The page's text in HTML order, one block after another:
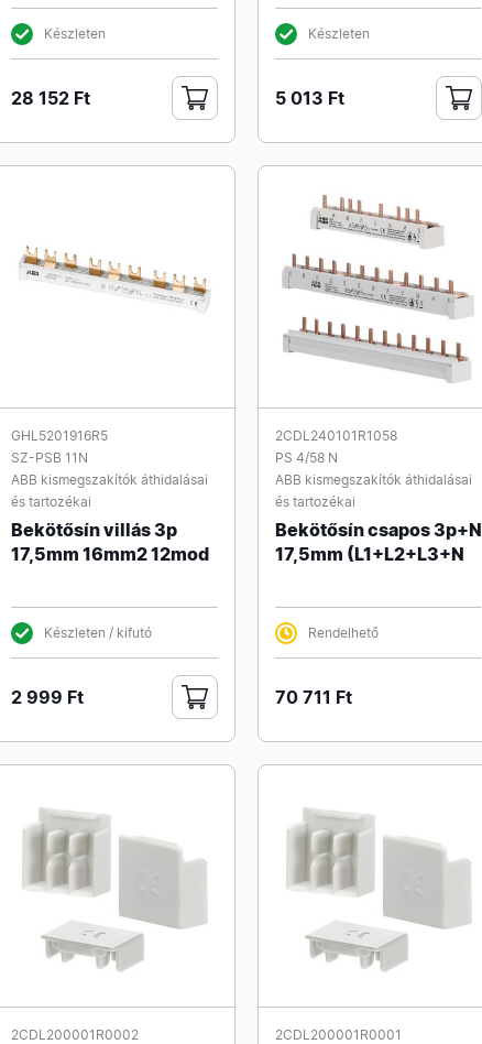
Készleten
28 152 Ft
Készleten
5 013 Ft
GHL5201916R5
SZ-PSB 11N
ABB kismegszakítók áthidalásai
és tartozékai
Bekötősín villás 3p
17,5mm 16mm2 12mod
Készleten / kifutó
2 999 Ft
2CDL240101R1058
PS 4/58 N
ABB kismegszakítók áthidalásai
és tartozékai
Bekötősín csapos 3p+N
17,5mm (L1+L2+L3+N
Rendelhető
70 711 Ft
2CDL200001R0002
2CDL200001R0001